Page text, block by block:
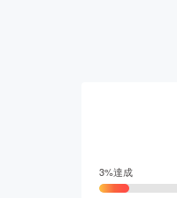
3%達成